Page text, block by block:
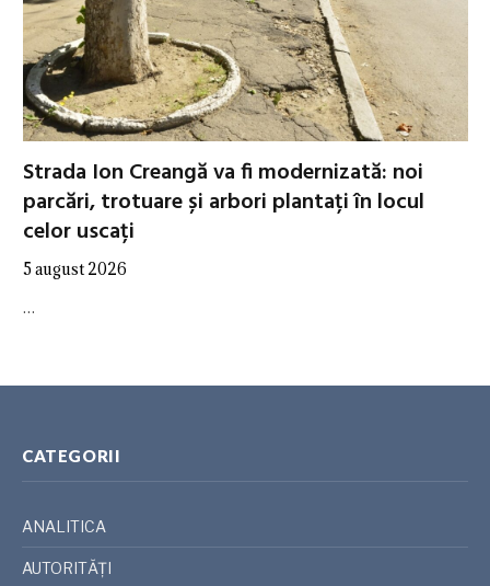
Strada Ion Creangă va fi modernizată: noi
parcări, trotuare și arbori plantați în locul
celor uscați
5 august 2026
…
CATEGORII
ANALITICA
AUTORITĂȚI